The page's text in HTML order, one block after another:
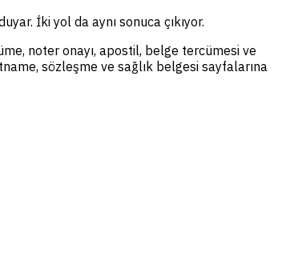
İki yol da aynı sonuca çıkıyor.
noter onayı, apostil, belge tercümesi ve
sözleşme ve sağlık belgesi sayfalarına